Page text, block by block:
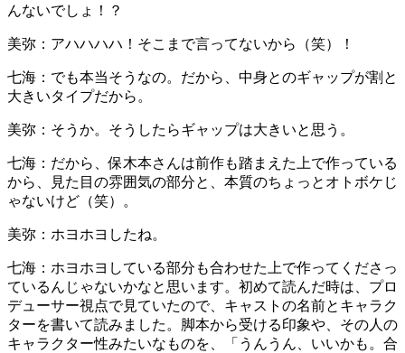
んないでしょ！？
美弥：アハハハハ！そこまで言ってないから（笑）！
七海：でも本当そうなの。だから、中身とのギャップが割と
大きいタイプだから。
美弥：そうか。そうしたらギャップは大きいと思う。
七海：だから、保木本さんは前作も踏まえた上で作っている
から、見た目の雰囲気の部分と、本質のちょっとオトボケじ
ゃないけど（笑）。
美弥：ホヨホヨしたね。
七海：ホヨホヨしている部分も合わせた上で作ってくださっ
ているんじゃないかなと思います。初めて読んだ時は、プロ
デューサー視点で見ていたので、キャストの名前とキャラク
ターを書いて読みました。脚本から受ける印象や、その人の
キャラクター性みたいなものを、「うんうん、いいかも。合